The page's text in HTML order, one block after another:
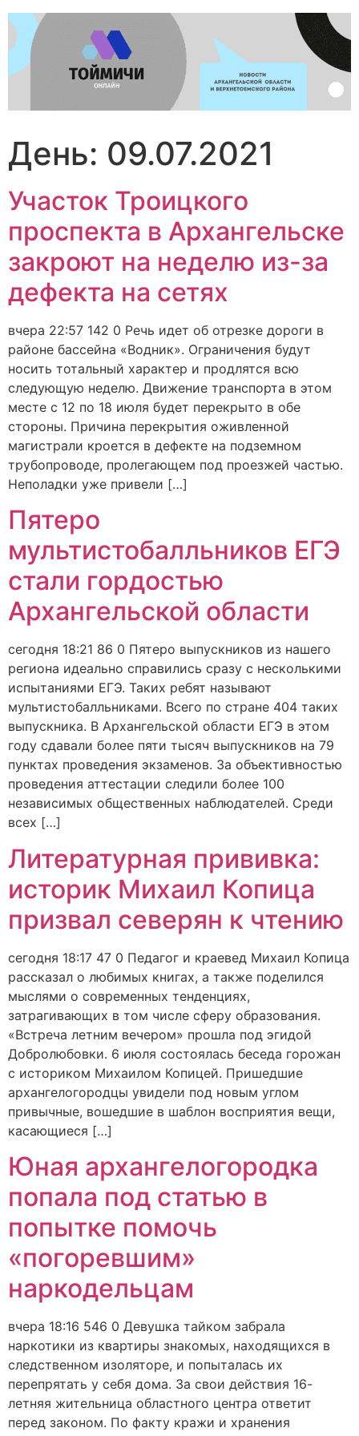
Перейти
содержимому
День: 09.07.2021
Участок Троицкого
проспекта в Архангельске
закроют на неделю из-за
дефекта на сетях
вчера 22:57 142 0 Речь идет об отрезке дороги в
районе бассейна «Водник». Ограничения будут
носить тотальный характер и продлятся всю
следующую неделю. Движение транспорта в этом
месте с 12 по 18 июля будет перекрыто в обе
стороны. Причина перекрытия оживленной
магистрали кроется в дефекте на подземном
трубопроводе, пролегающем под проезжей частью.
Неполадки уже привели […]
Пятеро
мультистобалльников ЕГЭ
стали гордостью
Архангельской области
сегодня 18:21 86 0 Пятеро выпускников из нашего
региона идеально справились сразу с несколькими
испытаниями ЕГЭ. Таких ребят называют
мультистобалльниками. Всего по стране 404 таких
выпускника. В Архангельской области ЕГЭ в этом
году сдавали более пяти тысяч выпускников на 79
пунктах проведения экзаменов. За объективностью
проведения аттестации следили более 100
независимых общественных наблюдателей. Среди
всех […]
Литературная прививка:
историк Михаил Копица
призвал северян к чтению
сегодня 18:17 47 0 Педагог и краевед Михаил Копица
рассказал о любимых книгах, а также поделился
мыслями о современных тенденциях,
затрагивающих в том числе сферу образования.
«Встреча летним вечером» прошла под эгидой
Добролюбовки. 6 июля состоялась беседа горожан
с историком Михаилом Копицей. Пришедшие
архангелогородцы увидели под новым углом
привычные, вошедшие в шаблон восприятия вещи,
касающиеся […]
Юная архангелогородка
попала под статью в
попытке помочь
«погоревшим»
наркодельцам
вчера 18:16 546 0 Девушка тайком забрала
наркотики из квартиры знакомых, находящихся в
следственном изоляторе, и попыталась их
перепрятать у себя дома. За свои действия 16-
летняя жительница областного центра ответит
перед законом. По факту кражи и хранения